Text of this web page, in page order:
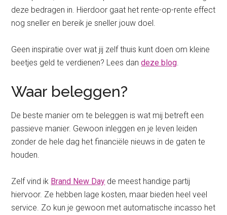
deze bedragen in. Hierdoor gaat het rente-op-rente effect
nog sneller en bereik je sneller jouw doel.
Geen inspiratie over wat jij zelf thuis kunt doen om kleine
beetjes geld te verdienen? Lees dandeze blog
Waar beleggen?
De beste manier om te beleggen is wat mij betreft een
passieve manier. Gewoon inleggen en je leven leiden
zonder de hele dag het financiële nieuws in de gaten te
houden.
Zelf vind ik Brand New Day de meest handige partij
hiervoor. Ze hebben lage kosten, maar bieden heel veel
service. Zo kun je gewoon met automatische incasso het